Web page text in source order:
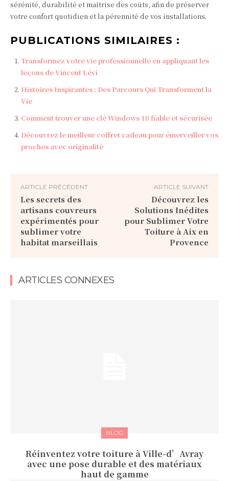
sérénité, durabilité et maîtrise des coûts, afin de préserver
votre confort quotidien et la pérennité de vos installations.
PUBLICATIONS SIMILAIRES :
Transformez votre vie professionnelle en appliquant les
leçons de Vincent Lévi
Histoires Inspirantes : Des Parcours Qui Transforment la
Vie
Comment trouver une clé Windows 10 fiable et sécurisée
Découvrez le meilleur coffret cadeau pour émerveiller vos
proches avec originalité
ARTICLE PRÉCÉDENT
Les secrets des
artisans couvreurs
expérimentés pour
sublimer votre
habitat marseillais
ARTICLE SUIVANT
Découvrez les
Solutions Inédites
pour Sublimer Votre
Toiture à Aix en
Provence
ARTICLES CONNEXES
BLOG
Réinventez votre toiture à Ville-d’Avray
avec une pose durable et des matériaux
haut de gamme